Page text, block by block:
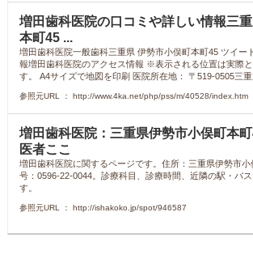
増田歯科医院の口コミや詳しい情報三
本町45 ...
増田歯科医院一般歯科三重県 伊勢市小俣町本町45 ツイー
報増田歯科医院のアクセス情報 ※表示される位置は実際
す。 A4サイズで地図を印刷 医院所在地： 〒519-0505三重
参照元URL ： http://www.4ka.net/php/pss/m/40528/index.htm
増田歯科医院：三重県伊勢市小俣町本
医者ここ
増田歯科医院に関するページです。住所：三重県伊勢市
号：0596-22-0044。診療科目、診療時間、近隣の駅・バ
す。
参照元URL ： http://ishakoko.jp/spot/946587